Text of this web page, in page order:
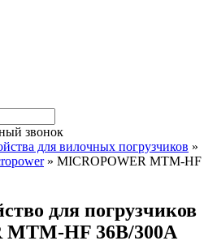
звонок
для вилочных погрузчиков »
» MICROPOWER MTM-HF
для погрузчиков
MTM-HF 36В/300А